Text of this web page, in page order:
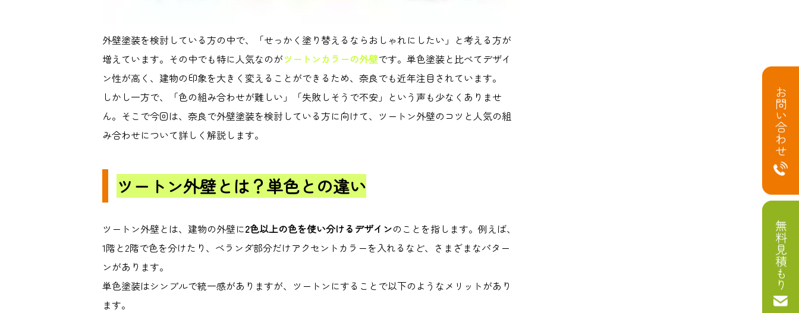
外壁塗装を検討している方の中で、「せっかく塗り替えるならおしゃれにしたい」と考える方が
増えています。その中でも特に人気なのがツートンカラーの外壁です。単色塗装と比べてデザイ
ン性が高く、建物の印象を大きく変えることができるため、奈良でも近年注目されています。
しかし一方で、「色の組み合わせが難しい」「失敗しそうで不安」という声も少なくありませ
ん。そこで今回は、奈良で外壁塗装を検討している方に向けて、ツートン外壁のコツと人気の組
み合わせについて詳しく解説します。
ツートン外壁とは？単色との違い
ツートン外壁とは、建物の外壁に2色以上の色を使い分けるデザインのことを指します。例えば、
1階と2階で色を分けたり、ベランダ部分だけアクセントカラーを入れるなど、さまざまなパター
ンがあります。
単色塗装はシンプルで統一感がありますが、ツートンにすることで以下のようなメリットがあり
ます。
お問い合わせ
無料見積もり